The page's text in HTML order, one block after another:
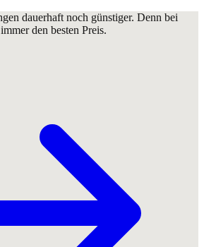
dauerhaft noch günstiger. Denn bei
den besten Preis.